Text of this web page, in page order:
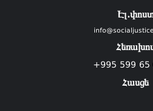
+995 599 65
Հասցե